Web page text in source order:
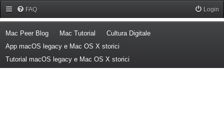
FAQ Login
Mac Peer Blog(Opens a new tab)
Mac Tutorial (Opens a new tab)
Cultura Digitale(Opens a new tab)
App macOS legacy e Mac OS X storici
Tutorial macOS legacy e Mac OS X storici